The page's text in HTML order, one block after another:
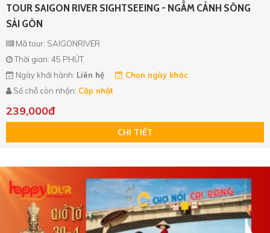
TOUR SAIGON RIVER SIGHTSEEING - NGẮM CẢNH SÔNG
SÀI GÒN
Mã tour: SAIGONRIVER
Thời gian: 45 PHÚT
Ngày khởi hành: Liên hệ
Chọn ngày khác
Số chỗ còn nhận: Cập nhật
239,000đ
CHI TIẾT